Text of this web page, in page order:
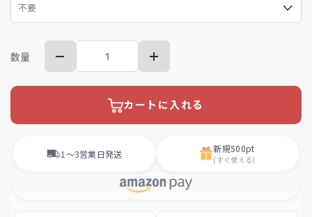
数量
カートに入れる
1〜3営業日発送 新規500pt
(すぐ使える)